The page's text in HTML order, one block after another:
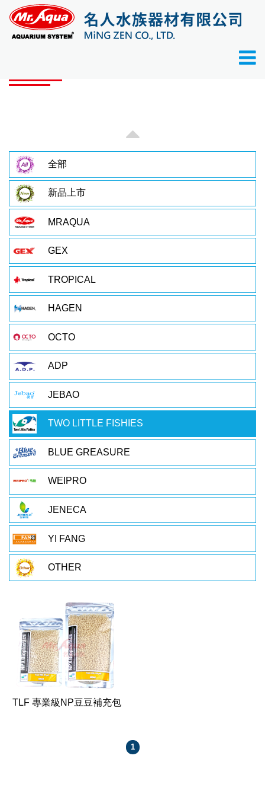
產品目錄
全部
新品上市
MRAQUA
GEX
TROPICAL
HAGEN
OCTO
ADP
JEBAO
TWO LITTLE FISHIES
BLUE GREASURE
WEIPRO
JENECA
YI FANG
OTHER
TLF 專業級NP豆豆補充包
1